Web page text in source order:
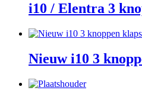
i10 / Elentra 3
Nieuw i10 3